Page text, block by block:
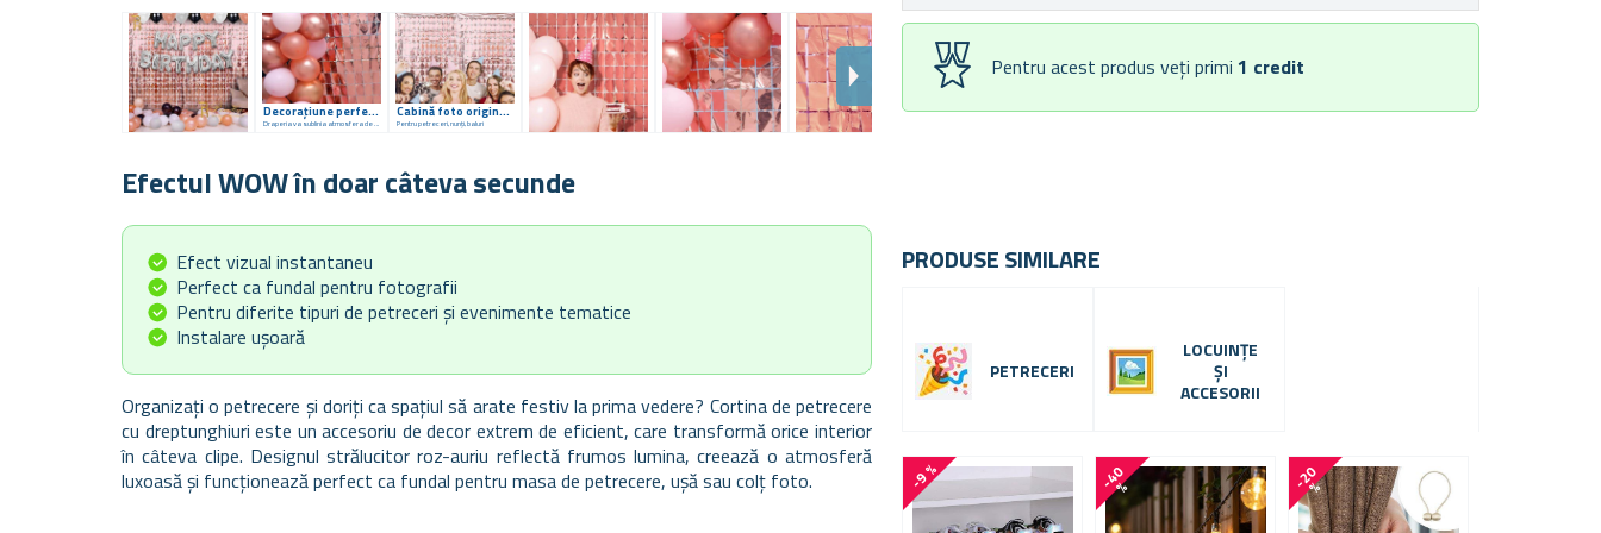
Decorațiune perfectă
Draperia va sublinia atmosfera de petrecere
Cabină foto originală
Pentru petreceri, nunți, baluri
Pentru acest produs veți primi 1 credit
Efectul WOW în doar câteva secunde
Efect vizual instantaneu
Perfect ca fundal pentru fotografii
Pentru diferite tipuri de petreceri și evenimente tematice
Instalare ușoară
Organizați o petrecere și doriți ca spațiul să arate festiv la prima vedere? Cortina de petrecere
cu dreptunghiuri este un accesoriu de decor extrem de eficient, care transformă orice interior
în câteva clipe. Designul strălucitor roz-auriu reflectă frumos lumina, creează o atmosferă
luxoasă și funcționează perfect ca fundal pentru masa de petrecere, ușă sau colț foto.
PRODUSE SIMILARE
PETRECERI
LOCUINȚE
ȘI
ACCESORII
-9 % -
4
0
% -
2
0
%